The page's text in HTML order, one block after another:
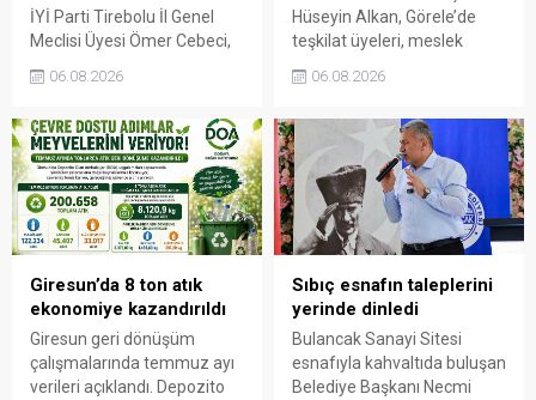
İYİ Parti Tirebolu İl Genel
Meclisi Üyesi Ömer Cebeci,
Giresun Müdafaa-i Hukuk
Cemiyeti’nin Milli Mücadele
çekti. Cebeci, Giresun’un
bağımsızlık mücadelesinde
üstlendiği tarihi
sorumluluğun gelecek
nesillere doğru anlatılması
gerektiğini söyledi.
06.08.2026
Hüseyin Alkan, Görele’de
teşkilat üyeleri, meslek
odaları ve esnafla bir araya
gelerek talep ve beklentileri
06.08.2026
Giresun’da 8 ton atık
ekonomiye kazandırıldı
Giresun geri dönüşüm
çalışmalarında temmuz ayı
verileri açıklandı. Depozito
Sıbıç esnafın taleplerini
yerinde dinledi
Bulancak Sanayi Sitesi
esnafıyla kahvaltıda buluşan
Belediye Başkanı Necmi